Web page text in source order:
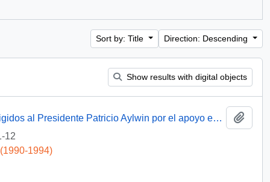
Sort by: Title Direction: Descending
Show results with digital objects
[Agradecimientos del Obispo de Talca dirigidos al Presidente Patricio Aylwin por el apoyo en la reconstrucción de la Iglesia Matriz de Curicó]
12
1994)